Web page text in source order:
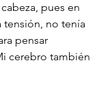
pues en
tensión, no tenía
pensar
cerebro también